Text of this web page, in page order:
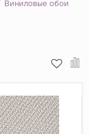
...
Artsimple
Bernardo
Cristiana Masi
Виниловые обои